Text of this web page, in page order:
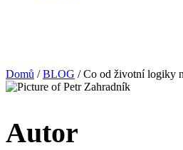
Domů /BLOG / Co od životní logiky
Autor